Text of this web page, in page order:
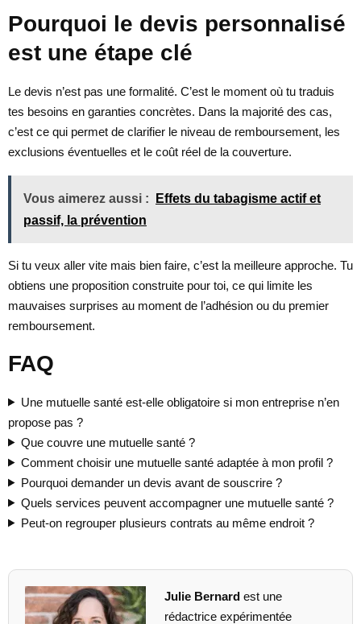
Pourquoi le devis personnalisé
est une étape clé
Le devis n’est pas une formalité. C’est le moment où tu traduis
tes besoins en garanties concrètes. Dans la majorité des cas,
c’est ce qui permet de clarifier le niveau de remboursement, les
exclusions éventuelles et le coût réel de la couverture.
Vous aimerez aussi :
Effets du tabagisme actif et
passif, la prévention
Si tu veux aller vite mais bien faire, c’est la meilleure approche. Tu
obtiens une proposition construite pour toi, ce qui limite les
mauvaises surprises au moment de l’adhésion ou du premier
remboursement.
FAQ
Une mutuelle santé est-elle obligatoire si mon entreprise n’en
propose pas ?
Que couvre une mutuelle santé ?
Comment choisir une mutuelle santé adaptée à mon profil ?
Pourquoi demander un devis avant de souscrire ?
Quels services peuvent accompagner une mutuelle santé ?
Peut-on regrouper plusieurs contrats au même endroit ?
Julie Bernardest une
rédactrice expérimentée